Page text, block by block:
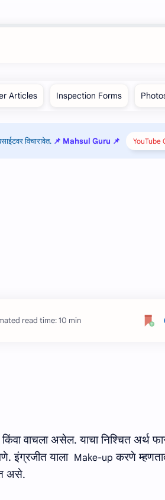
विचारावेत. 📌 Mahsul Guru 📌 YouTube
read time: 10 min
किंवा वाचला असेल.याचा निश्‍चित अर्थ
इंग्रजीत याला Make-up करणे
असे.